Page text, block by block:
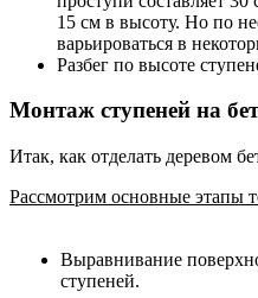
15 см в высоту. Но по
варьироваться в
Разбег по высоте
Монтаж ступеней на
Итак, как отделать деревом
Рассмотрим основные этапы
Выравнивание
ступеней.